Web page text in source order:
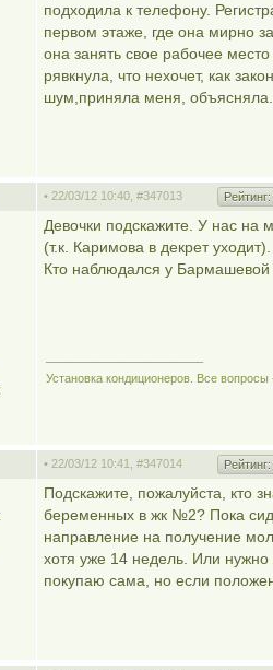
подходила к телефону.
первом этаже, где она мирно
она занять свое рабочее
рявкнула, что нехочет, как
шум,приняла меня, объясняла.
• 22/03/12 10:40, #347013 Рейтинг:
Девочки подскажите. У нас на
(т.к. Каримова в декрет уходит).
Кто наблюдался у Бармашевой
Установка кондиционеров. Все вопросы
• 22/03/12 10:41, #347014 Рейтинг:
Подскажите, пожалуйста, кто
беременных в жк №2? Пока
направление на получение
хотя уже 14 недель. Или
покупаю сама, но если